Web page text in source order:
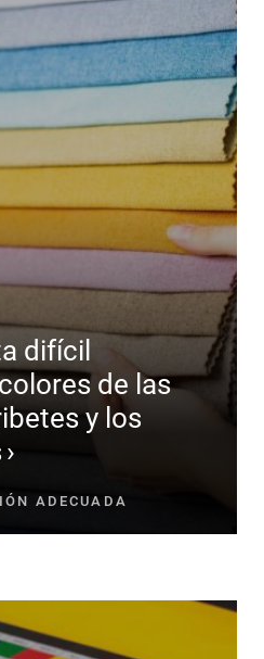
difícil
de las
y los
ADECUADA